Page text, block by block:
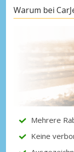
Erhalten
Warum bei
Mehrere
Keine